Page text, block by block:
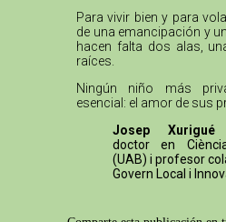
Para vivir bien y para
de una emancipación y
hacen falta dos alas,
raíces.
Ningún niño más
esencial: el amor de sus
Josep Xurigué
doctor en
(UAB) i profesor
Govern Local i